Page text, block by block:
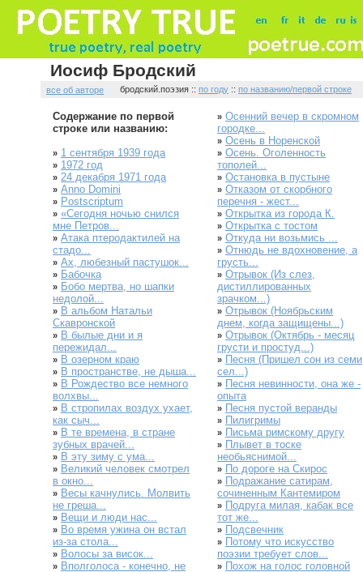
Иосиф Бродский
все об авторе бродский.поэзия :: по году :: по названию/первой строке
Содержание по первой
строке или названию:
» 1 сентября 1939 года
» 1972 год
» 24 декабря 1971 года
» Anno Domini
» Postscriptum
» «Сегодня ночью снился
мне Петров...
» Атака птеродактилей на
стадо...
» Ах, любезный пастушок...
» Бабочка
» Бобо мертва, но шапки
недолой...
» В альбом Натальи
Скавронской
» В былые дни и я
пережидал...
» В озерном краю
» В пространстве, не дыша...
» В Рождество все немного
волхвы...
» В стропилах воздух ухает,
как сыч...
» В те времена, в стране
зубных врачей...
» В эту зиму с ума...
» Великий человек смотрел
в окно...
» Весы качнулись. Молвить
не греша...
» Вещи и люди нас...
» Во время ужина он встал
из-за стола...
» Волосы за висок...
» Вполголоса - конечно, не
» Осенний вечер в скромном
городке...
» Осень в Норенской
» Осень. Оголенность
тополей...
» Остановка в пустыне
» Отказом от скорбного
перечня - жест...
» Открытка из города К.
» Открытка с тостом
» Откуда ни возьмись ...
» Отнюдь не вдохновение, а
грусть...
» Отрывок (Из слез,
дистиллированных
зрачком...)
» Отрывок (Ноябрьским
днем, когда защищены...)
» Отрывок (Октябрь - месяц
грусти и простуд...)
» Песня (Пришел сон из семи
сел...)
» Песня невинности, она же -
опыта
» Песня пустой веранды
» Пилигримы
» Письма римскому другу
» Плывет в тоске
необьяснимой...
» По дороге на Скирос
» Подражание сатирам,
сочиненным Кантемиром
» Подруга милая, кабак все
тот же...
» Подсвечник
» Потому что искусство
поэзии требует слов...
» Похож на голос головной